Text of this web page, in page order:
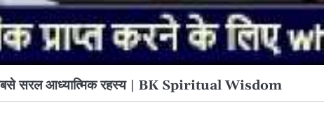
का सबसे सरल आध्यात्मिक रहस्य | BK Spiritual Wisdom